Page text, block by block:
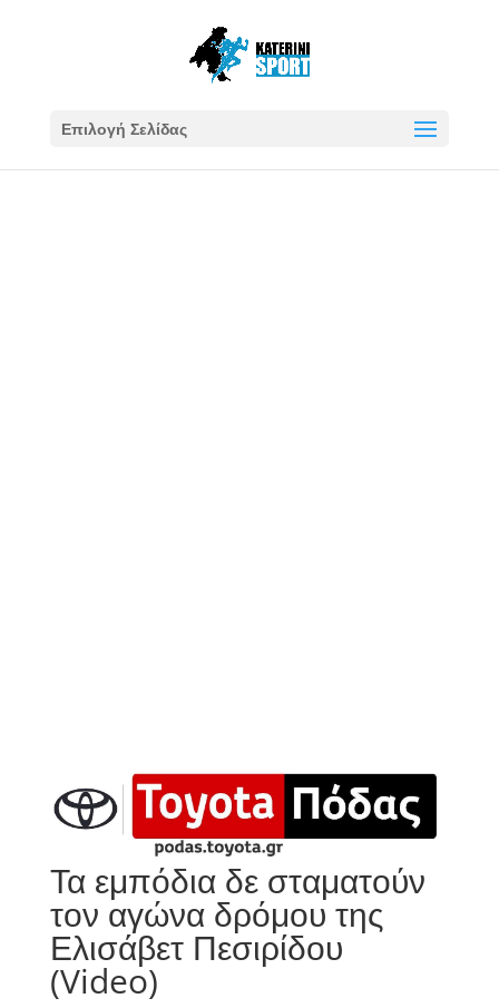
Επιλογή Σελίδας
Τα εμπόδια δε σταματούν
τον αγώνα δρόμου της
Ελισάβετ Πεσιρίδου
(Video)